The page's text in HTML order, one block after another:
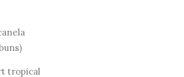
tropical